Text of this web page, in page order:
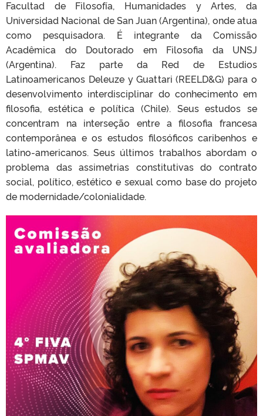
Facultad de Filosofía, Humanidades y Artes, da
Universidad Nacional de San Juan (Argentina), onde atua
como pesquisadora. É integrante da Comissão
Acadêmica do Doutorado em Filosofia da UNSJ
(Argentina). Faz parte da Red de Estudios
Latinoamericanos Deleuze y Guattari (REELD&G) para o
desenvolvimento interdisciplinar do conhecimento em
filosofia, estética e política (Chile). Seus estudos se
concentram na interseção entre a filosofia francesa
contemporânea e os estudos filosóficos caribenhos e
latino-americanos. Seus últimos trabalhos abordam o
problema das assimetrias constitutivas do contrato
social, político, estético e sexual como base do projeto
de modernidade/colonialidade.